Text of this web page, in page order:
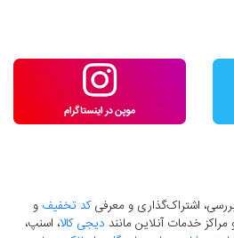
اشتراک‌گذاری و معرفیکد تخفیف و
خدمات آنلاین مانند دیجی کالا، اسنپ،